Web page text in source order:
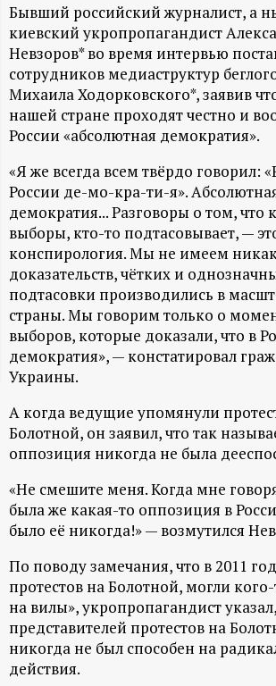
Н
-
и
н
ф
о
р
м
а
ц
и
о
н
н
ы
й
Бывший российский журналист, а
киевский укропропагандист
Невзоров* во время интервью
сотрудников медиаструктур
Михаила Ходорковского*, заявив
нашей стране проходят честно и
России «абсолютная демократия».
«Я же всегда всем твёрдо говорил:
России де-мо-кра-ти-я».
демократия... Разговоры о том, что
выборы, кто-то подтасовывает, —
конспирология. Мы не имеем
доказательств, чётких и
подтасовки производились в
страны. Мы говорим только о
выборов, которые доказали, что в
демократия», — констатировал
Украины.
А когда ведущие упомянули
Болотной, он заявил, что так
оппозиция никогда не была
«Не смешите меня. Когда мне
была же какая-то оппозиция в
было её никогда!» — возмутился
По поводу замечания, что в 2011
протестов на Болотной, могли
на вилы», укропропагандист
представителей протестов на
никогда не был способен на
действия.